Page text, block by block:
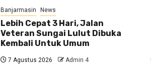
Banjarmasin News
Lebih Cepat 3 Hari, Jalan
Veteran Sungai Lulut Dibuka
Kembali Untuk Umum
7 Agustus 2026 Admin 4